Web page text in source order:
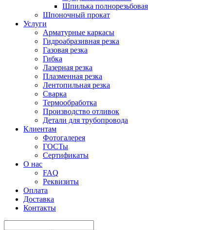
Шпилька полнорезьбовая
Шпоночный прокат
Услуги
Арматурные каркасы
Гидроабразивная резка
Газовая резка
Гибка
Лазерная резка
Плазменная резка
Лентопильная резка
Сварка
Термообработка
Производство отливок
Детали для трубопровода
Клиентам
Фотогалерея
ГОСТы
Сертификаты
О нас
FAQ
Реквизиты
Оплата
Доставка
Контакты